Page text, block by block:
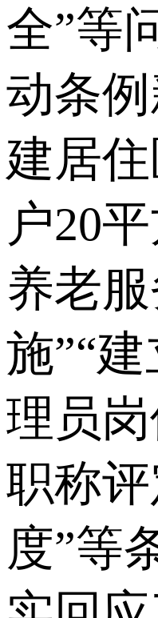
全”等
动条
建居
户20
养老
施”“
理员
职称
度”等